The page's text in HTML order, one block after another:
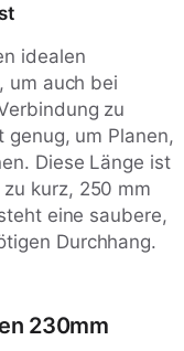
idealen
um auch bei
zu
um Planen,
Diese Länge ist
kurz, 250 mm
eine saubere,
Durchhang.
230mm